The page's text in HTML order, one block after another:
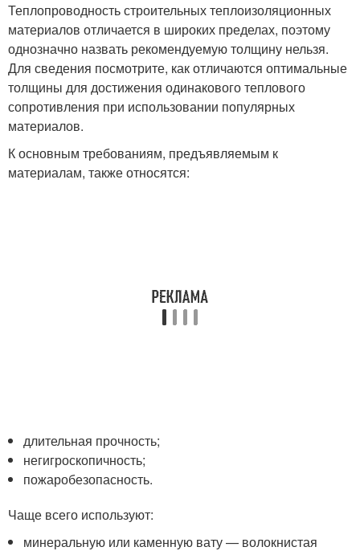
Теплопроводность строительных теплоизоляционных
материалов отличается в широких пределах, поэтому
однозначно назвать рекомендуемую толщину нельзя.
Для сведения посмотрите, как отличаются оптимальные
толщины для достижения одинакового теплового
сопротивления при использовании популярных
материалов.
К основным требованиям, предъявляемым к
материалам, также относятся:
длительная прочность;
негигроскопичность;
пожаробезопасность.
Чаще всего используют:
минеральную или каменную вату — волокнистая